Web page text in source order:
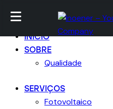
Ir para conteúdo
INICIO
SOBRE
Qualidade
SERVIÇOS
Fotovoltaico